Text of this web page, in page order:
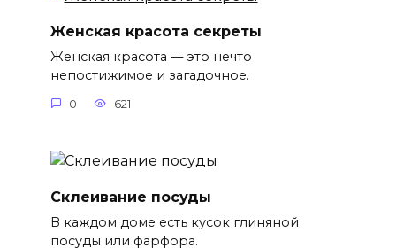
Женская красота секреты
Женская красота — это нечто
непостижимое и загадочное.
0 621
Склеивание посуды
В каждом доме есть кусок глиняной
посуды или фарфора.